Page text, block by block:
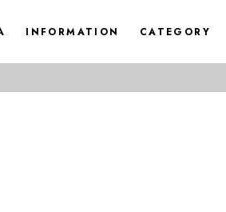
INFORMATION CATEGORY